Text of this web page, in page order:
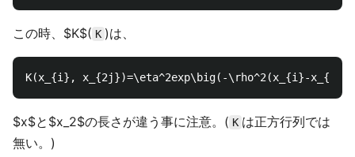
この時、$K$( K )は、
$x$と$x_2$の長さが違う事に注意。( K は正方行列では
無い。)